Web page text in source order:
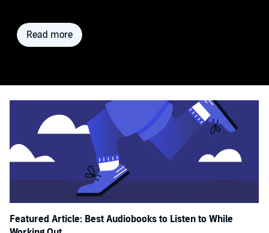
Read more
Featured Article: Best Audiobooks to Listen to While